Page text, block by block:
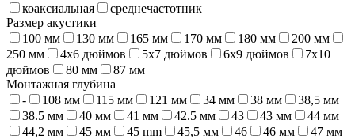
коаксиальная
среднечастотник
Размер акустики
100 мм
130 мм 165 мм 170 мм 180 мм
200 мм
250 мм
4х6 дюймов 5х7 дюймов 6х9 дюймов
7x10
дюймов
80 мм
87 мм
Монтажная глубина
-
108 мм 115 мм 121 мм 34 мм 38 мм
38,5 мм
38.5 мм
40 мм 41 мм 42.5 мм 43 43 мм
44 мм
44,2 мм
45 мм 45 mm 45,5 мм 46 46 мм
47 мм